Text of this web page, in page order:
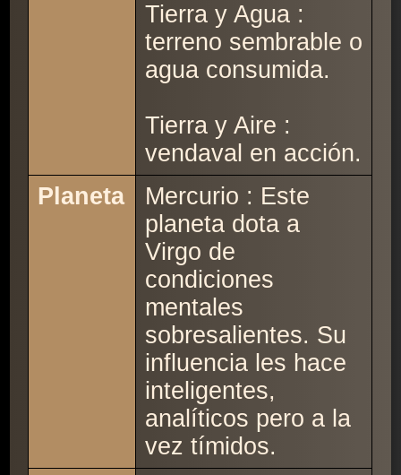
Tierra y Agua :
terreno sembrable o
agua consumida.
Tierra y Aire :
vendaval en acción.
Planeta
Mercurio : Este
planeta dota a
Virgo de
condiciones
mentales
sobresalientes. Su
influencia les hace
inteligentes,
analíticos pero a la
vez tímidos.